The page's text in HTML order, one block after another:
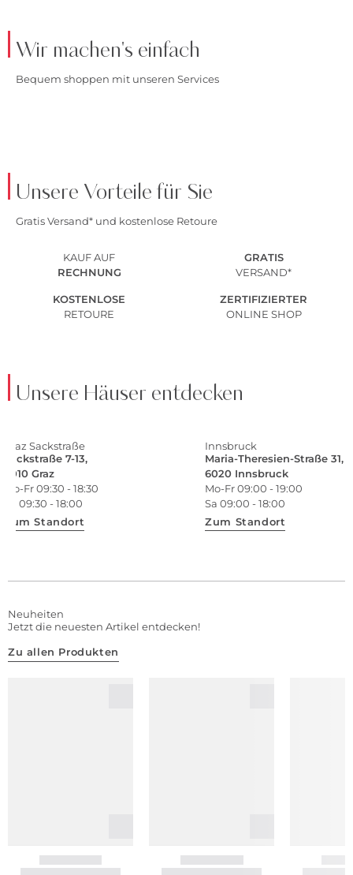
Wir machen's einfach
Bequem shoppen mit unseren Services
Unsere Vorteile für Sie
Gratis Versand* und kostenlose Retoure
KAUF AUF
RECHNUNG
GRATIS
VERSAND*
KOSTENLOSE
RETOURE
ZERTIFIZIERTER
ONLINE SHOP
Unsere Häuser entdecken
Graz Sackstraße
Sackstraße 7-13,
8010 Graz
Mo-Fr 09:30 - 18:30
Sa 09:30 - 18:00
Zum Standort
Innsbruck
Maria-Theresien-Straße 31,
6020 Innsbruck
Mo-Fr 09:00 - 19:00
Sa 09:00 - 18:00
Zum Standort
Neuheiten
Jetzt die neuesten Artikel entdecken!
Zu allen Produkten